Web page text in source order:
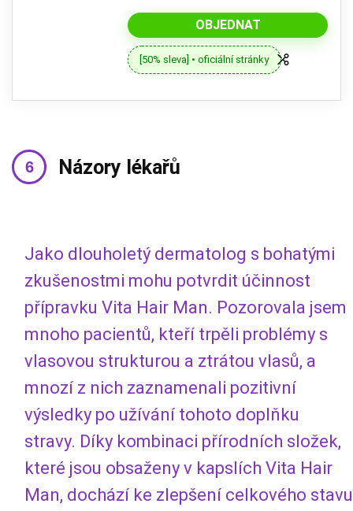
OBJEDNAT
[50% sleva] • oficiální stránky
Názory lékařů
Jako dlouholetý dermatolog s bohatými
zkušenostmi mohu potvrdit účinnost
přípravku Vita Hair Man. Pozorovala jsem
mnoho pacientů, kteří trpěli problémy s
vlasovou strukturou a ztrátou vlasů, a
mnozí z nich zaznamenali pozitivní
výsledky po užívání tohoto doplňku
stravy. Díky kombinaci přírodních složek,
které jsou obsaženy v kapslích Vita Hair
Man, dochází ke zlepšení celkového stavu